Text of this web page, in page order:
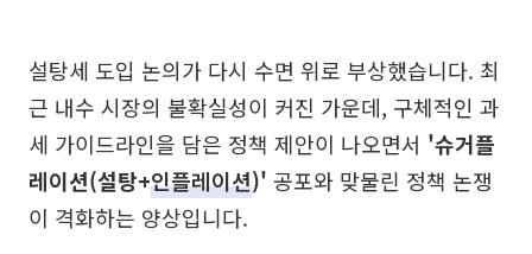
설탕세 도입 논의가 다시 수면 위로 부상했습니다. 최
근 내수 시장의 불확실성이 커진 가운데, 구체적인 과
세 가이드라인을 담은 정책 제안이 나오면서 '슈거플
레이션(설탕+인플레이션)' 공포와 맞물린 정책 논쟁
이 격화하는 양상입니다.